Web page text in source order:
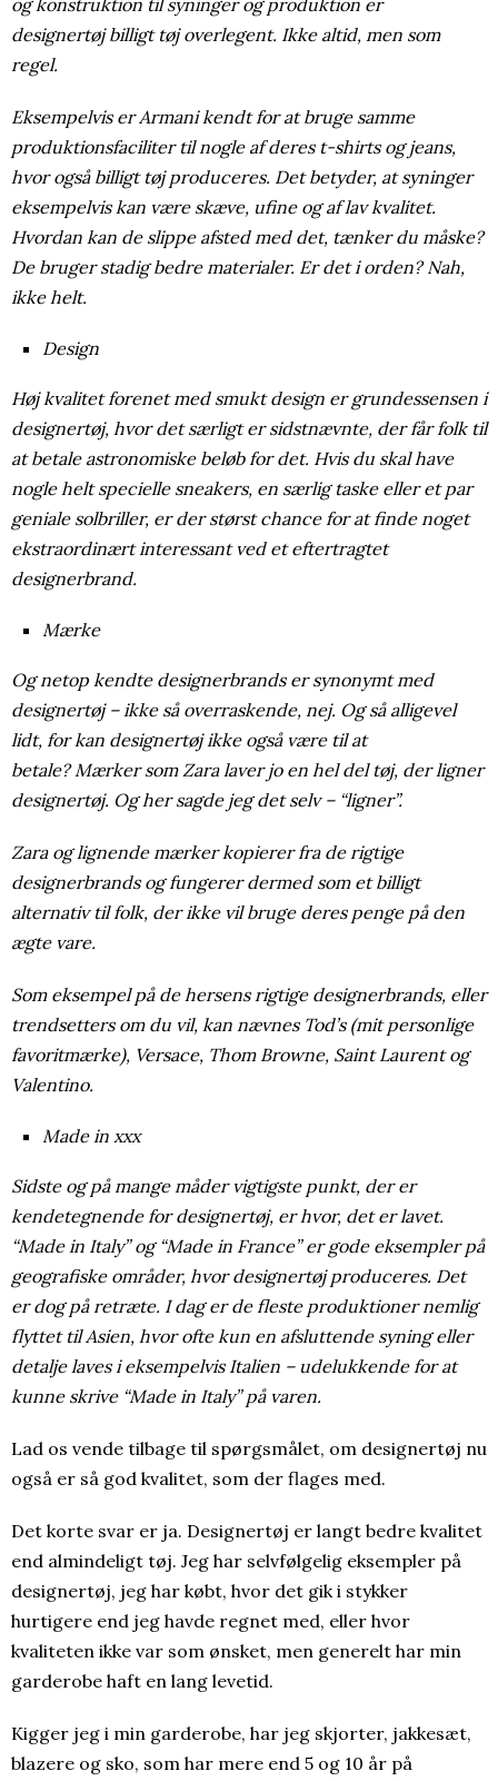
og konstruktion til syninger og produktion er
designertøj billigt tøj overlegent. Ikke altid, men som
regel.
Eksempelvis er Armani kendt for at bruge samme
produktionsfaciliter til nogle af deres t-shirts og jeans,
hvor også billigt tøj produceres. Det betyder, at syninger
eksempelvis kan være skæve, ufine og af lav kvalitet.
Hvordan kan de slippe afsted med det, tænker du måske?
De bruger stadig bedre materialer. Er det i orden? Nah,
ikke helt.
Design
Høj kvalitet forenet med smukt design er grundessensen i
designertøj, hvor det særligt er sidstnævnte, der får folk til
at betale astronomiske beløb for det. Hvis du skal have
nogle helt specielle sneakers, en særlig taske eller et par
geniale solbriller, er der størst chance for at finde noget
ekstraordinært interessant ved et eftertragtet
designerbrand.
Mærke
Og netop kendte designerbrands er synonymt med
designertøj – ikke så overraskende, nej. Og så alligevel
lidt, for kan designertøj ikke også være til at
betale? Mærker som Zara laver jo en hel del tøj, der ligner
designertøj. Og her sagde jeg det selv – “ligner”.
Zara og lignende mærker kopierer fra de rigtige
designerbrands og fungerer dermed som et billigt
alternativ til folk, der ikke vil bruge deres penge på den
ægte vare.
Som eksempel på de hersens rigtige designerbrands‚ eller
trendsetters om du vil, kan nævnes Tod’s (mit personlige
favoritmærke), Versace, Thom Browne, Saint Laurent og
Valentino.
Made in xxx
Sidste og på mange måder vigtigste punkt, der er
kendetegnende for designertøj, er hvor, det er lavet.
“Made in Italy” og “Made in France” er gode eksempler på
geografiske områder, hvor designertøj produceres. Det
er dog på retræte. I dag er de fleste produktioner nemlig
flyttet til Asien, hvor ofte kun en afsluttende syning eller
detalje laves i eksempelvis Italien – udelukkende for at
kunne skrive “Made in Italy” på varen.
Lad os vende tilbage til spørgsmålet, om designertøj nu
også er så god kvalitet, som der flages med.
Det korte svar er ja. Designertøj er langt bedre kvalitet
end almindeligt tøj. Jeg har selvfølgelig eksempler på
designertøj, jeg har købt, hvor det gik i stykker
hurtigere end jeg havde regnet med, eller hvor
kvaliteten ikke var som ønsket, men generelt har min
garderobe haft en lang levetid.
Kigger jeg i min garderobe, har jeg skjorter, jakkesæt,
blazere og sko, som har mere end 5 og 10 år på